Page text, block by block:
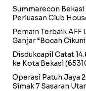
Summarecon
Perluasan Club
Pemain Terbaik AFF
Ganjar “Bocah
Disdukcapil Catat
ke Kota Bekasi
Operasi Patuh Jaya
Simak 7 Sasaran